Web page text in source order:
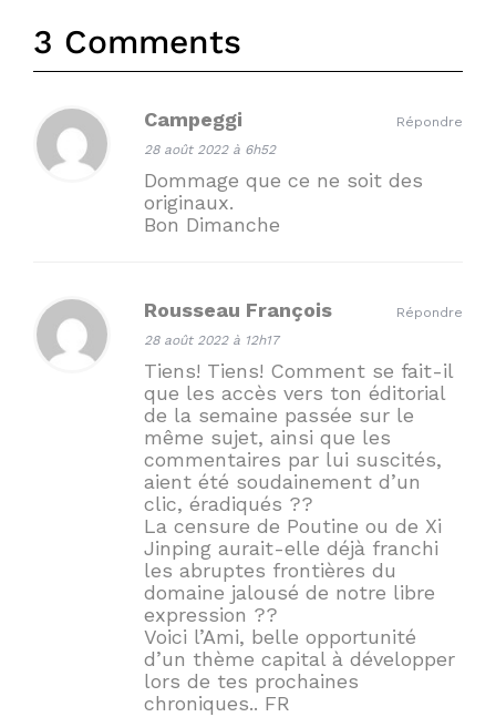
3 Comments
Campeggi
28 août 2022 à 6h52
Dommage que ce ne soit des
originaux.
Bon Dimanche
Répondre
Rousseau François
28 août 2022 à 12h17
Tiens! Tiens! Comment se fait-il
que les accès vers ton éditorial
de la semaine passée sur le
même sujet, ainsi que les
commentaires par lui suscités,
aient été soudainement d’un
clic, éradiqués ??
La censure de Poutine ou de Xi
Jinping aurait-elle déjà franchi
les abruptes frontières du
domaine jalousé de notre libre
expression ??
Voici l’Ami, belle opportunité
d’un thème capital à développer
lors de tes prochaines
chroniques.. FR
Répondre